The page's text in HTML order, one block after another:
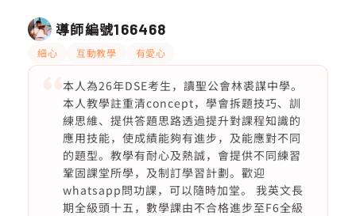
導師編號166468
細心 互動教學 有愛心
本人為26年DSE考生，讀聖公會林裘謀中學。
本人教學註重清concept，學會拆題技巧、訓
練思維、提供答題思路透過提升對課程知識的
應用技能，使成績能夠有進步，及能應對不同
的題型。教學有耐心及熱誠，會提供不同練習
鞏固課堂所學，及制訂學習計劃。歡迎
whatsapp問功課，可以隨時加堂。 我英文長
期全級頭十五，數學課由不合格進步至F6全級